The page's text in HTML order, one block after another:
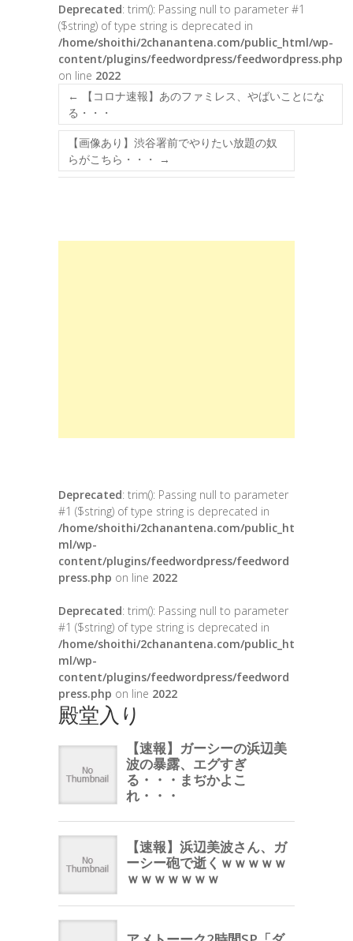
Deprecated: trim(): Passing null to parameter #1
($string) of type string is deprecated in
/home/shoithi/2chanantena.com/public_html/wp-
content/plugins/feedwordpress/feedwordpress.php
on line 2022
←
【コロナ速報】あのファミレス、やばいことにな
る・・・
【画像あり】渋谷署前でやりたい放題の奴
らがこちら・・・
→
Deprecated: trim(): Passing null to parameter
#1 ($string) of type string is deprecated in
/home/shoithi/2chanantena.com/public_ht
ml/wp-
content/plugins/feedwordpress/feedword
press.php on line 2022
Deprecated: trim(): Passing null to parameter
#1 ($string) of type string is deprecated in
/home/shoithi/2chanantena.com/public_ht
ml/wp-
content/plugins/feedwordpress/feedword
press.php on line 2022
殿堂入り